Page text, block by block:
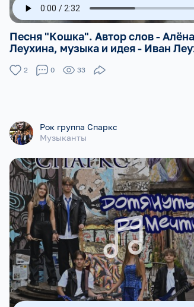
Песня "Кошка". Автор слов - Алёна
Леухина, музыка и идея - Иван
2 0 33
Рок группа Спаркс
Музыканты